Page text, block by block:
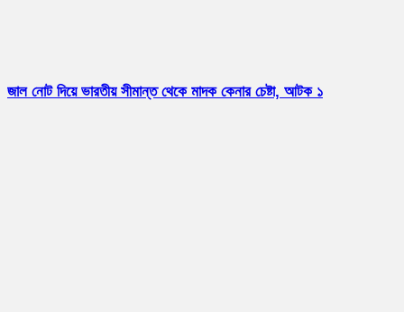
জাল নোট দিয়ে ভারতীয় সীমান্ত থেকে মাদক কেনার চেষ্টা, আটক ১